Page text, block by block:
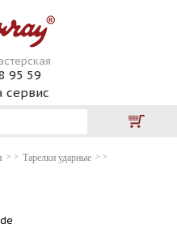
95 59
сервис
Тарелки ударные